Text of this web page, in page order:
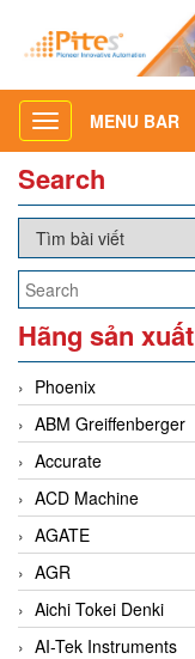
Toggle
navigation
MENU BAR
Search
Hãng sản xuất
Phoenix
ABM Greiffenberger
Accurate
ACD Machine
AGATE
AGR
Aichi Tokei Denki
AI-Tek Instruments